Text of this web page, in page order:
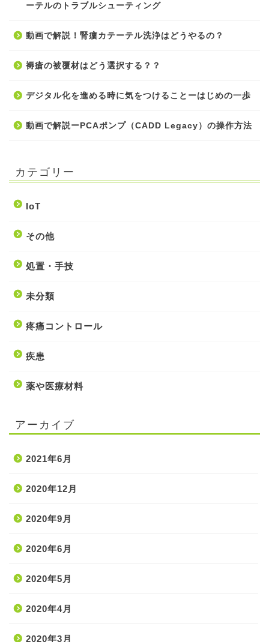
ーテルのトラブルシューティング
動画で解説！腎瘻カテーテル洗浄はどうやるの？
褥瘡の被覆材はどう選択する？？
デジタル化を進める時に気をつけることーはじめの一歩
動画で解説ーPCAポンプ（CADD Legacy）の操作方法
カテゴリー
IoT
その他
処置・手技
未分類
疼痛コントロール
疾患
薬や医療材料
アーカイブ
2021年6月
2020年12月
2020年9月
2020年6月
2020年5月
2020年4月
2020年3月